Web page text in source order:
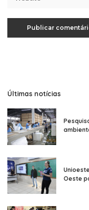
Últimas notícias
Oeste